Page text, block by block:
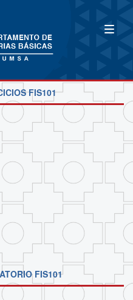
FIS101
FIS101